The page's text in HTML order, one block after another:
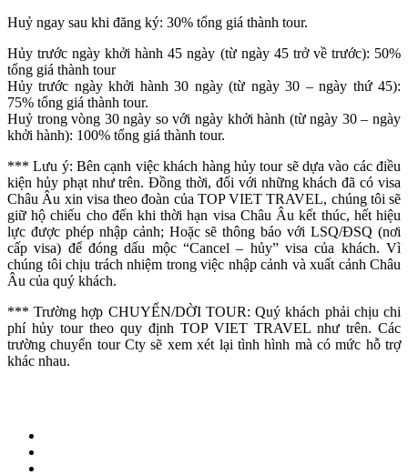
Huỷ ngay sau khi đăng ký: 30% tổng giá thành tour.
Hủy trước ngày khởi hành 45 ngày (từ ngày 45 trở về trước): 50%
tổng giá thành tour
Hủy trước ngày khởi hành 30 ngày (từ ngày 30 – ngày thứ 45):
75% tổng giá thành tour.
Huỷ trong vòng 30 ngày so với ngày khởi hành (từ ngày 30 – ngày
khởi hành): 100% tổng giá thành tour.
*** Lưu ý: Bên cạnh việc khách hàng hủy tour sẽ dựa vào các điều
kiện hủy phạt như trên. Đồng thời, đối với những khách đã có visa
Châu Âu xin visa theo đoàn của TOP VIET TRAVEL, chúng tôi sẽ
giữ hộ chiếu cho đến khi thời hạn visa Châu Âu kết thúc, hết hiệu
lực được phép nhập cảnh; Hoặc sẽ thông báo với LSQ/ĐSQ (nơi
cấp visa) để đóng dấu mộc “Cancel – hủy” visa của khách. Vì
chúng tôi chịu trách nhiệm trong việc nhập cảnh và xuất cảnh Châu
Âu của quý khách.
*** Trường hợp CHUYỂN/DỜI TOUR: Quý khách phải chịu chi
phí hủy tour theo quy định TOP VIET TRAVEL như trên. Các
trường chuyển tour Cty sẽ xem xét lại tình hình mà có mức hỗ trợ
khác nhau.